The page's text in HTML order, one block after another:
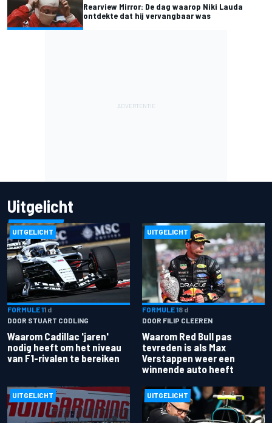
Rearview Mirror: De dag waarop Niki Lauda
ontdekte dat hij vervangbaar was
Uitgelicht
UITGELICHT
FORMULE 11 d
DOOR STUART CODLING
Waarom Cadillac 'jaren'
nodig heeft om het niveau
van F1-rivalen te bereiken
UITGELICHT
FORMULE 18 d
DOOR FILIP CLEEREN
Waarom Red Bull pas
tevreden is als Max
Verstappen weer een
winnende auto heeft
UITGELICHT UITGELICHT